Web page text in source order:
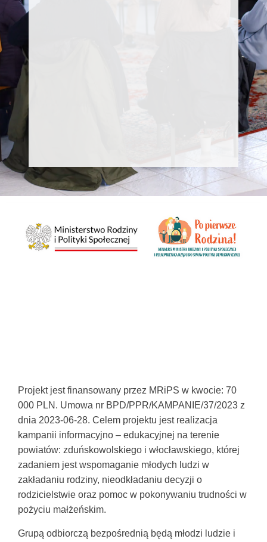
Projekt jest finansowany przez MRiPS w kwocie: 70
000 PLN. Umowa nr BPD/PPR/KAMPANIE/37/2023 z
dnia 2023-06-28. Celem projektu jest realizacja
kampanii informacyjno – edukacyjnej na terenie
powiatów: zduńskowolskiego i włocławskiego, której
zadaniem jest wspomaganie młodych ludzi w
zakładaniu rodziny, nieodkładaniu decyzji o
rodzicielstwie oraz pomoc w pokonywaniu trudności w
pożyciu małżeńskim.
Grupą odbiorczą bezpośrednią będą młodzi ludzie i